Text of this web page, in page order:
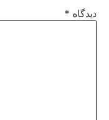
دیدگاه *